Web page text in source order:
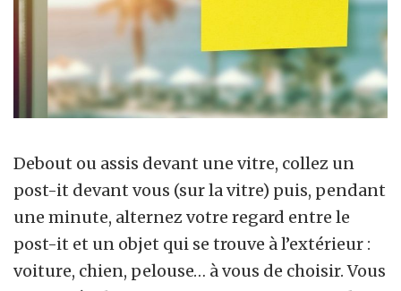
Debout ou assis devant une vitre, collez un
post-it devant vous (sur la vitre) puis, pendant
une minute, alternez votre regard entre le
post-it et un objet qui se trouve à l’extérieur :
voiture, chien, pelouse… à vous de choisir. Vous